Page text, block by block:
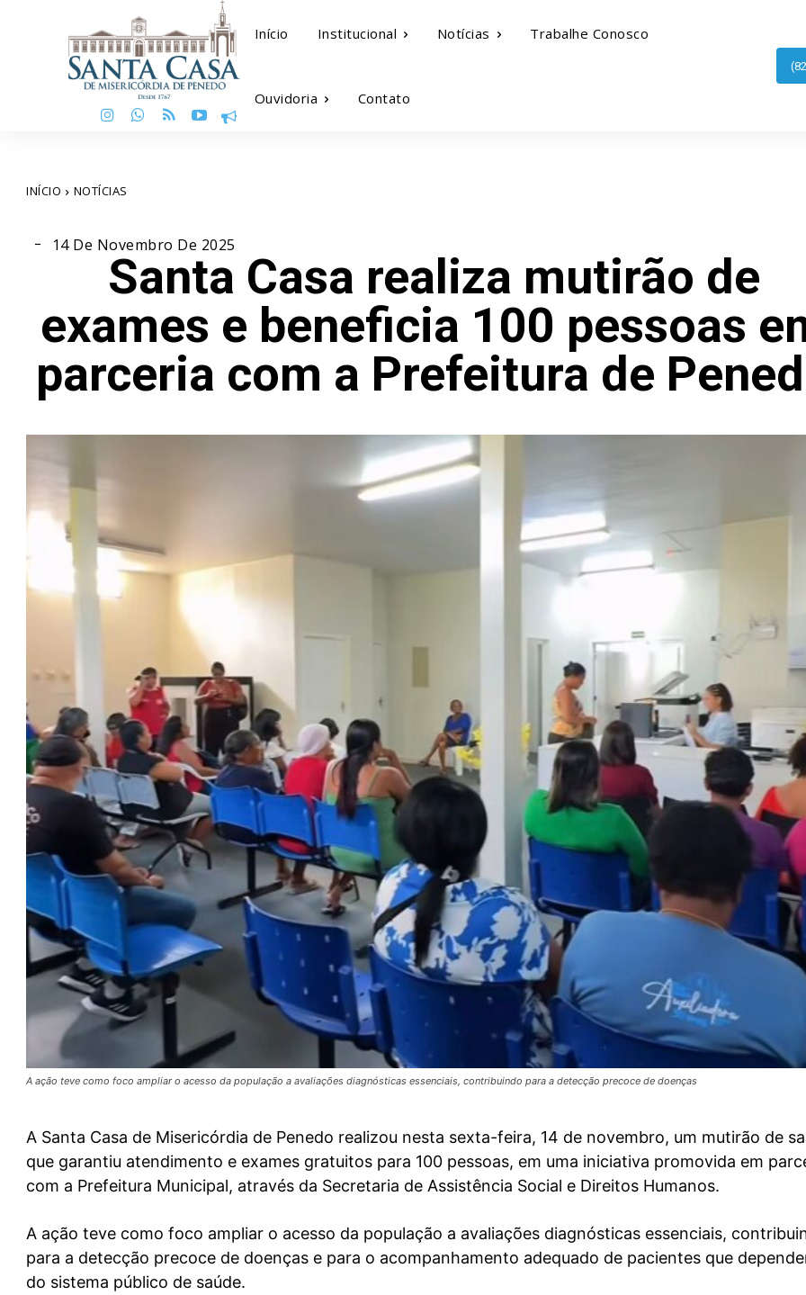
Início Institucional Notícias Trabalhe Conosco
Ouvidoria Contato
INÍCIO NOTÍCIAS
14 De Novembro De 2025
Santa Casa realiza mutirão de
exames e beneficia 100 pessoas
parceria com a Prefeitura de
A ação teve como foco ampliar o acesso da população a avaliações diagnósticas essenciais, contribuindo para a detecção precoce de doenças
A Santa Casa de Misericórdia de Penedo realizou nesta sexta-feira, 14 de novembro, um mutirão de
que garantiu atendimento e exames gratuitos para 100 pessoas, em uma iniciativa promovida em
com a Prefeitura Municipal, através da Secretaria de Assistência Social e Direitos Humanos.
A ação teve como foco ampliar o acesso da população a avaliações diagnósticas essenciais,
para a detecção precoce de doenças e para o acompanhamento adequado de pacientes que
do sistema público de saúde.